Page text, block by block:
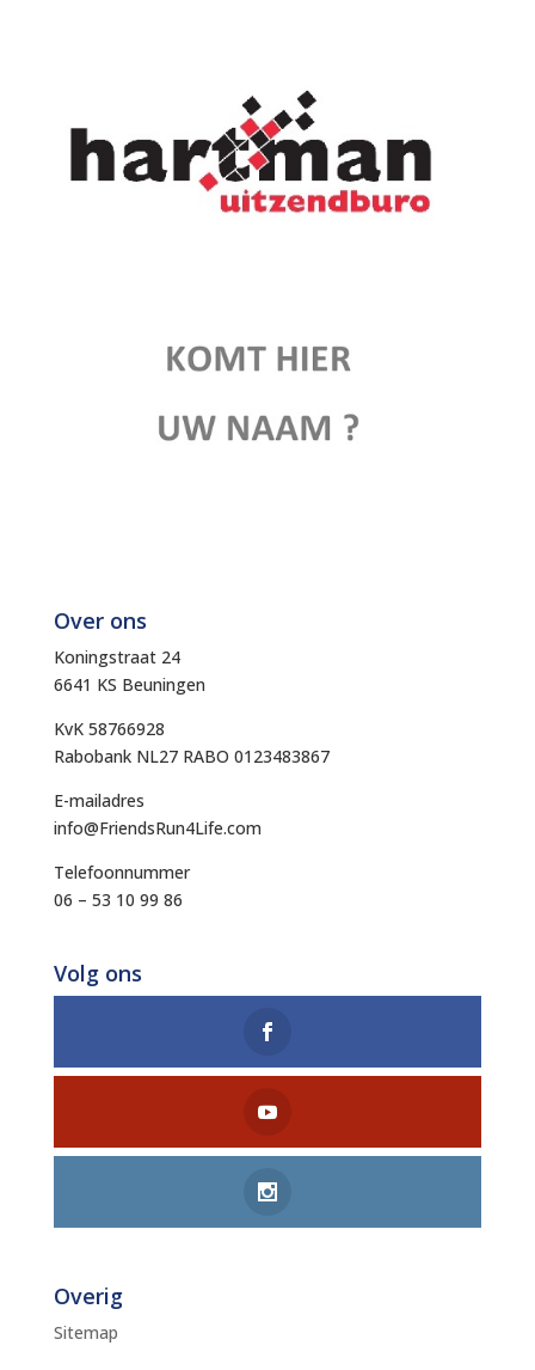
Over ons
Koningstraat 24
6641 KS Beuningen
KvK 58766928
Rabobank NL27 RABO 0123483867
E-mailadres
info@FriendsRun4Life.com
Telefoonnummer
06 – 53 10 99 86
Volg ons
Overig
Sitemap